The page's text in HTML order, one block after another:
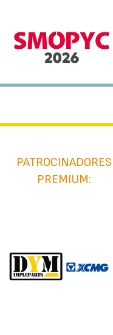
PATROCINADORES
PREMIUM: